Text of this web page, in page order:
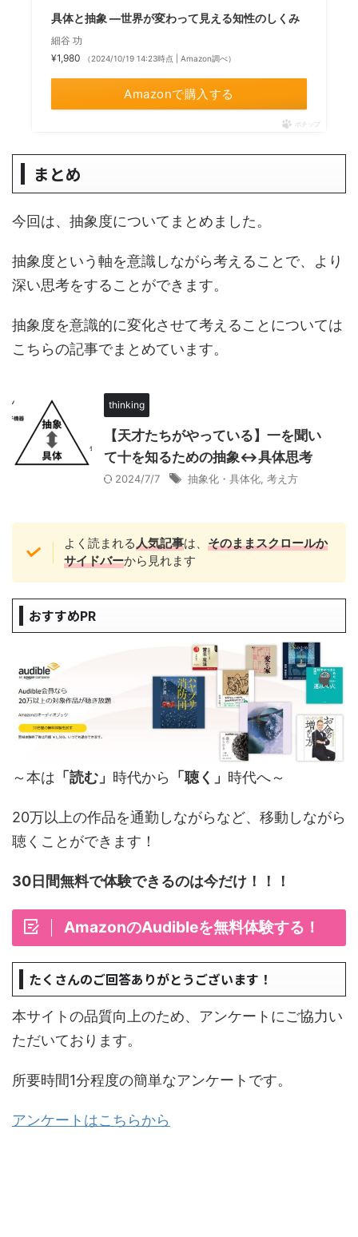
具体と抽象 ―世界が変わって見える知性のしくみ
細谷 功
¥1,980
（2024/10/19 14:23時点 | Amazon調べ）
Amazonで購入する
ポチップ
まとめ
今回は、抽象度についてまとめました。
抽象度という軸を意識しながら考えることで、より
深い思考をすることができます。
抽象度を意識的に変化させて考えることについては
こちらの記事でまとめています。
thinking
【天才たちがやっている】一を聞い
て十を知るための抽象↔具体思考
2024/7/7 抽象化・具体化, 考え方
よく読まれる人気記事は、 そのままスクロールか
サイドバーから見れます
おすすめPR
～本は 「読む」 時代から 「聴く」 時代へ～
20万以上の作品を通勤しながらなど、移動しながら
聴くことができます！
30日間無料で体験できるのは今だけ！！！
AmazonのAudibleを無料体験する！
たくさんのご回答ありがとうございます！
本サイトの品質向上のため、アンケートにご協力い
ただいております。
所要時間1分程度の簡単なアンケートです。
アンケートはこちらから